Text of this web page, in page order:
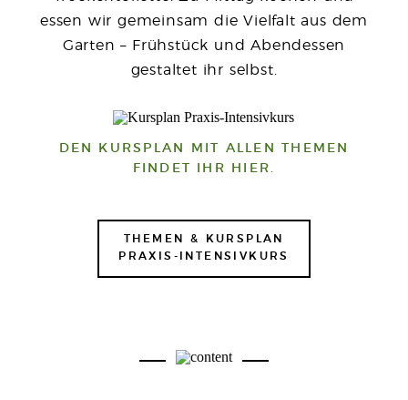
essen wir gemeinsam die Vielfalt aus dem
Garten – Frühstück und Abendessen
gestaltet ihr selbst.
DEN KURSPLAN MIT ALLEN THEMEN
FINDET IHR HIER.
THEMEN & KURSPLAN
PRAXIS-INTENSIVKURS